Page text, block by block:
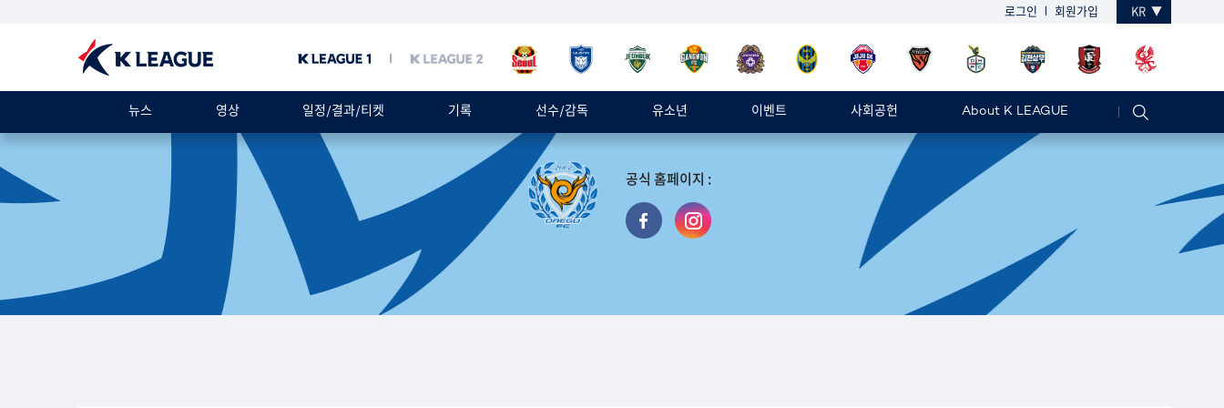
로그인 회원가입 KR
뉴스 영상 일정/결과/티켓 기록 선수/감독 유소년 이벤트 사회공헌 About K LEAGUE
공식 홈페이지 :